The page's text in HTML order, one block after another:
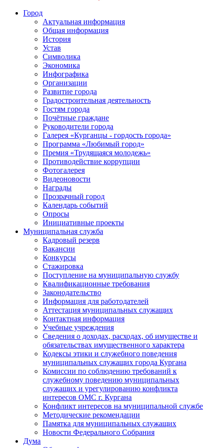
Город
Актуальная информация
Общая информация
История
Устав
Символика
Экономика
Инфографика
Организации
Развитие города
Градостроительная деятельность
Гостям города
Почётные граждане
Руководители города
Галерея «Курганцы - гордость города»
Программа «Любимый город»
Премия «Трудящаяся молодежь»
Противодействие коррупции
Фотогалерея
Видеоновости
Награды
Прозрачный город
Календарь событий
Опросы
Инициативные проекты
Муниципальная служба
Кадровый резерв
Вакансии
Конкурсы
Стажировка
Поступление на муниципальную службу
Квалификационные требования
Законодательство
Информация для работодателей
Аттестация муниципальных служащих
Контактная информация
Учебные учреждения
Сведения о доходах, расходах, об имуществе и
обязательствах имущественного характера
Кодексы этики и служебного поведения
муниципальных служащих города Кургана
Комиссии по соблюдению требований к
служебному поведению муниципальных
служащих и урегулированию конфликта
интересов ОМС г. Кургана
Конфликт интересов на муниципальной службе
Методические рекомендации
Памятка для муниципальных служащих
Новости Федерального Cобрания
Дума